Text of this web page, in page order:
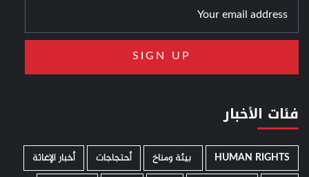
فئات الأخبار
HUMAN RIGHTS ­ بيئة ومناخ أحتجاجات
أخبار الإغاثة